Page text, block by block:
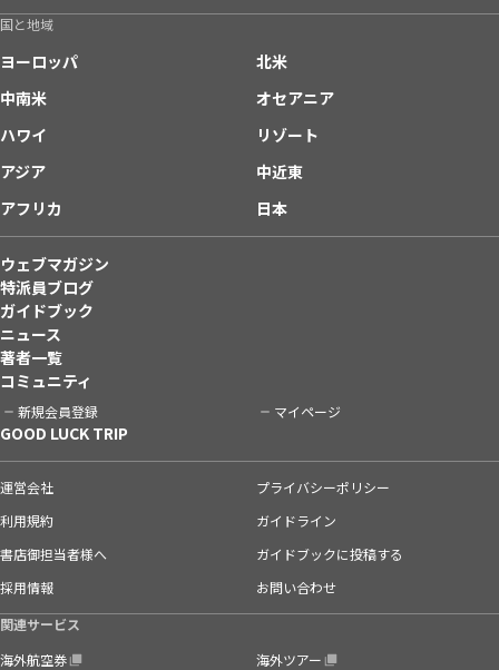
国と地域
ヨーロッパ
北米
中南米
オセアニア
ハワイ
リゾート
アジア
中近東
アフリカ
日本
ウェブマガジン
特派員ブログ
ガイドブック
ニュース
著者一覧
コミュニティ
新規会員登録 マイページ
GOOD LUCK TRIP
運営会社
プライバシーポリシー
利用規約
ガイドライン
書店御担当者様へ
ガイドブックに投稿する
採用情報
お問い合わせ
関連サービス
海外航空券
海外ツアー